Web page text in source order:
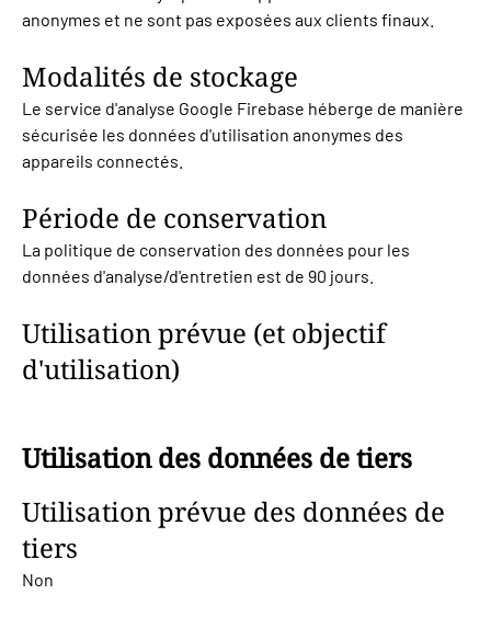
anonymes et ne sont pas exposées aux clients finaux.
Modalités de stockage
Le service d'analyse Google Firebase héberge de manière
sécurisée les données d'utilisation anonymes des
appareils connectés.
Période de conservation
La politique de conservation des données pour les
données d'analyse/d'entretien est de 90 jours.
Utilisation prévue (et objectif
d'utilisation)
Utilisation des données de tiers
Utilisation prévue des données de
tiers
Non